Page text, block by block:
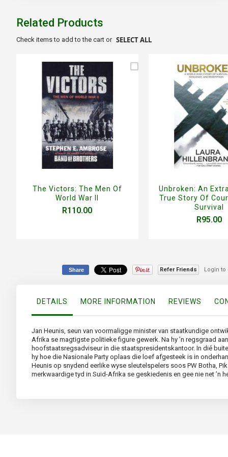
the
gallery
Related Products
Check items to add to the cart or SELECT ALL
The Victors: The Men Of
World War II
R110.00
Unbroken: An
True Story Of
Survival
R95.00
Share Refer Friends Login to
DETAILS MORE INFORMATION REVIEWS
Jan Heunis, seun van voormaligge minister van staatkundige
Afrika se magtigste politieke figure gewerk. Na hy ’n regsgraad
hoofstaatsregsadviseur in die staatspresidentskantoor. In dié
hy hoe die Nasionale Party oplaas die loef afgesteek is in
Heunis op snydend eerlike wyse sleutelspelers soos PW Botha,
merkwaardige tyd in Suid-Afrika se geskiedenis en gee nie net ’n